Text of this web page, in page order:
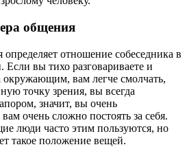
общения
отношение собеседника в
вы тихо разговариваете и
окружающим, вам легче смолчать,
точку зрения, вы всегда
значит, вы очень
очень сложно постоять за себя.
люди часто этим пользуются, но
такое положение вещей.